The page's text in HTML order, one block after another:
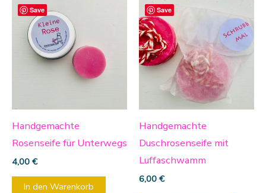
Save
Handgemachte
Rosenseife für Unterwegs
4,00 €
In den Warenkorb
Save
Handgemachte
Duschrosenseife mit
Luffaschwamm
6,00 €